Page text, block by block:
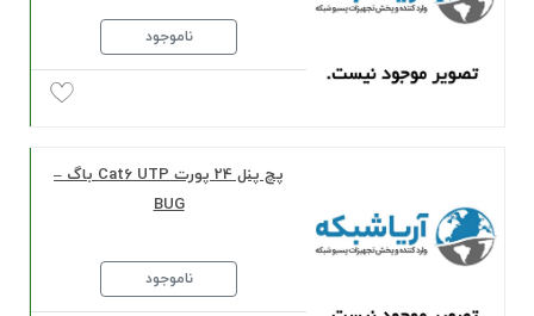
ناموجود
پچ پنل 24 پورت Cat6 UTP باگ –
BUG
ناموجود